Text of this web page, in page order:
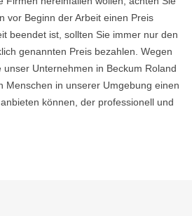
vor Beginn der Arbeit einen Preis
beendet ist, sollten Sie immer nur den
genannten Preis bezahlen. Wegen
Unternehmen in Beckum Roland
Menschen in unserer Umgebung einen
können, der professionell und